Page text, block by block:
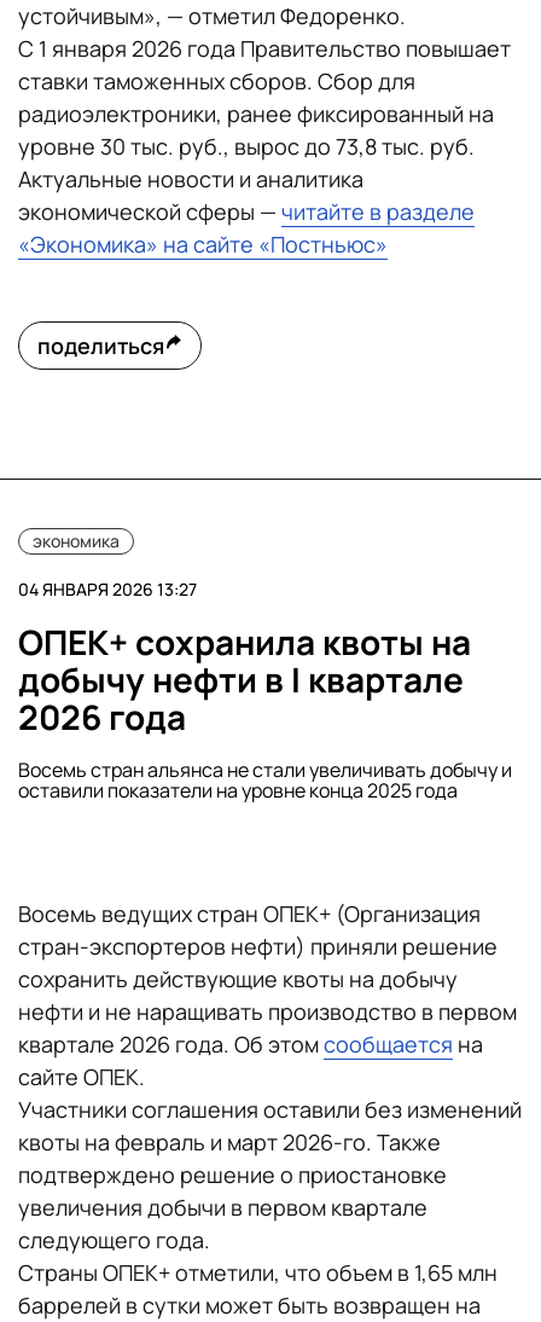
устойчивым», — отметил Федоренко.
С 1 января 2026 года Правительство повышает
ставки таможенных сборов. Сбор для
радиоэлектроники, ранее фиксированный на
уровне 30 тыс. руб., вырос до 73,8 тыс. руб.
Актуальные новости и аналитика
экономической сферы — читайте в разделе
«Экономика» на сайте «Постньюс»
поделиться
экономика
04 ЯНВАРЯ 2026 13:27
ОПЕК+ сохранила квоты на
добычу нефти в I квартале
2026 года
Восемь стран альянса не стали увеличивать добычу и
оставили показатели на уровне конца 2025 года
Восемь ведущих стран ОПЕК+ (Организация
стран-экспортеров нефти) приняли решение
сохранить действующие квоты на добычу
нефти и не наращивать производство в первом
квартале 2026 года. Об этомсообщается на
сайте ОПЕК.
Участники соглашения оставили без изменений
квоты на февраль и март 2026-го. Также
подтверждено решение о приостановке
увеличения добычи в первом квартале
следующего года.
Страны ОПЕК+ отметили, что объем в 1,65 млн
баррелей в сутки может быть возвращен на